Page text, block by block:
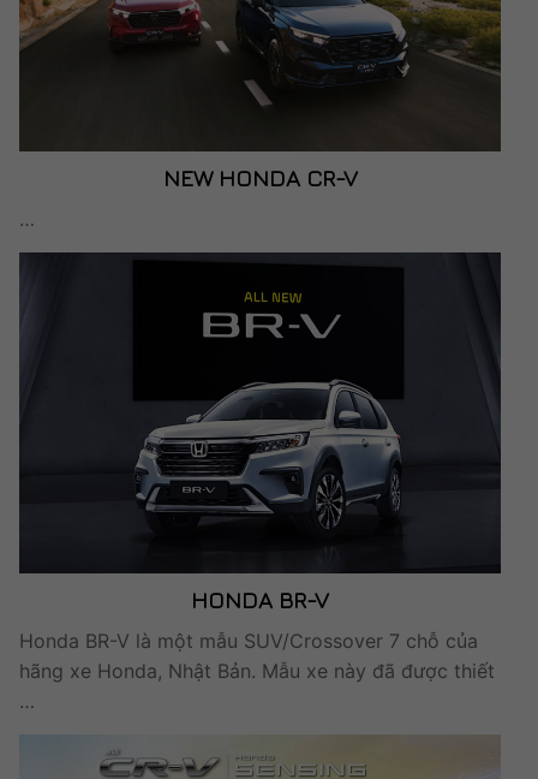
NEW HONDA CR-V
…
HONDA BR-V
Honda BR-V là một mẫu SUV/Crossover 7 chỗ của
hãng xe Honda, Nhật Bản. Mẫu xe này đã được thiết
…